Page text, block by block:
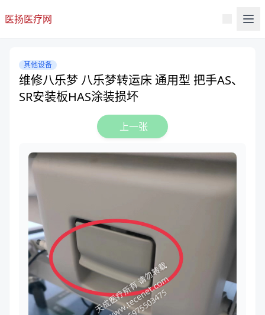
医扬医疗网
其他设备
维修八乐梦 八乐梦转运床 通用型 把手AS、
SR安装板HAS涂装损坏
上一张